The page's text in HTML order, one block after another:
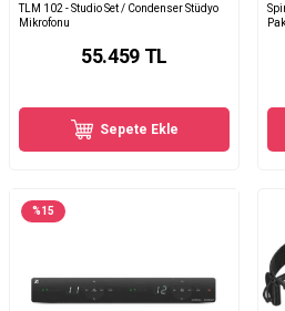
TLM 102 - Studio Set / Condenser Stüdyo
Mikrofonu
55.459TL
Sepete Ekle
%15